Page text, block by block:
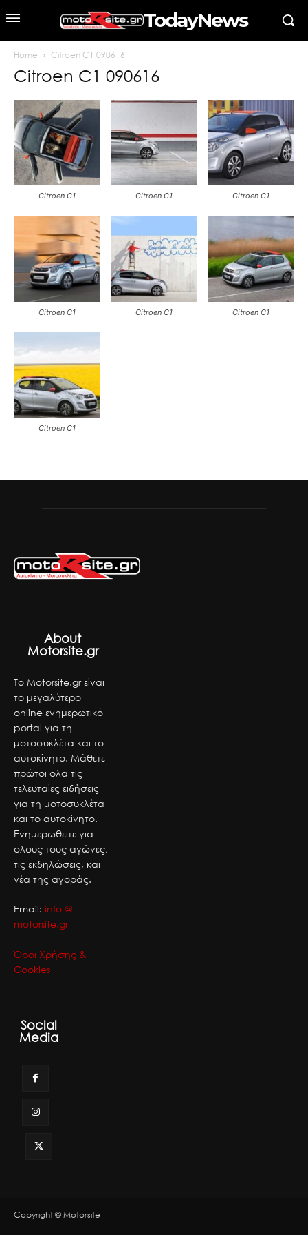
TodayNews
Home Citroen C1 090616
Citroen C1 090616
Citroen C1 Citroen C1 Citroen C1
Citroen C1 Citroen C1 Citroen C1
Citroen C1
About
Motorsite.gr
Το Motorsite.gr είναι
το μεγαλύτερο
online ενημερωτικό
portal για τη
μοτοσυκλέτα και το
αυτοκίνητο. Μάθετε
πρώτοι ολα τις
τελευταίες ειδήσεις
για τη μοτοσυκλέτα
και το αυτοκίνητο.
Ενημερωθείτε για
ολους τους αγώνες,
τις εκδηλώσεις, και
νέα της αγοράς.
Email: info @
motorsite.gr
Όροι Χρήσης &
Cookies
Social
Media
Copyright © Motorsite